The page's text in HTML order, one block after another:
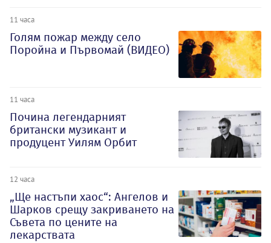
11 часа
Голям пожар между село
Поройна и Първомай (ВИДЕО)
11 часа
Почина легендарният
британски музикант и
продуцент Уилям Орбит
12 часа
„Ще настъпи хаос“: Ангелов и
Шарков срещу закриването на
Съвета по цените на
лекарствата